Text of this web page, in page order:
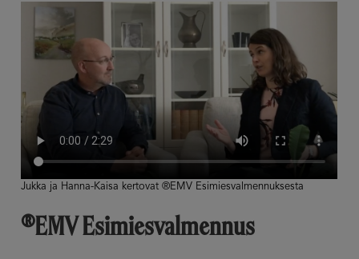
Jukka ja Hanna-Kaisa kertovat ®EMV Esimiesvalmennuksesta
®EMV Esimiesvalmennus